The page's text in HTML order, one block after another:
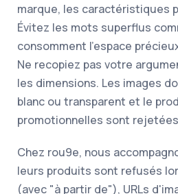
marque, les caractéristiques
Évitez les mots superflus
consomment l'espace
Ne recopiez pas votre
les dimensions. Les images
blanc ou transparent et le
promotionnelles sont
Chez rou9e, nous
leurs produits sont refusés
(avec "à partir de"), URLs